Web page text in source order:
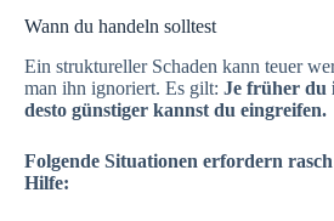
Wann du handeln solltest
Ein struktureller Schaden kann teuer
man ihn ignoriert. Es gilt: Je früher du
desto günstiger kannst du eingreifen.
Folgende Situationen erfordern
Hilfe: